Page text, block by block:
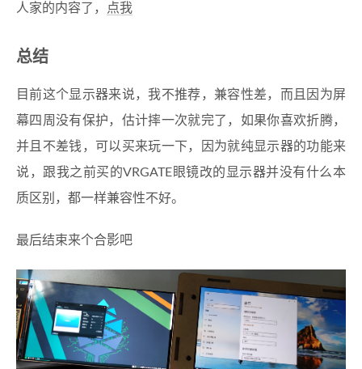
人家的内容了，
点我
总结
目前这个显示器来说，我不推荐，兼容性差，而且因为屏
幕四周没有保护，估计摔一次就完了，如果你喜欢折腾，
并且不差钱，可以买来玩一下，因为就纯显示器的功能来
说，跟我之前买的VRGATE眼镜改的显示器并没有什么本
质区别，都一样兼容性不好。
最后结束来个合影吧